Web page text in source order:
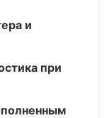
и
при